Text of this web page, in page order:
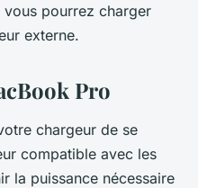
pourrez charger
externe.
Pro
chargeur de se
compatible avec les
la puissance nécessaire